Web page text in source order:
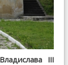
III